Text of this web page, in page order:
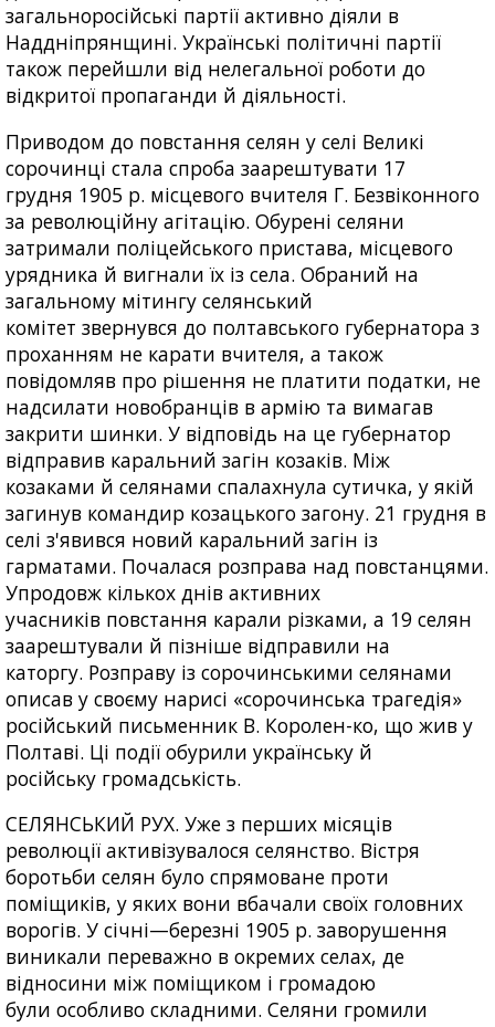
загальноросійські партії активно діяли в
Наддніпрянщині. Українські політичні партії
також перейшли від нелегальної роботи до
відкритої пропаганди й діяльності.
Приводом до повстання селян у селі Великі
сорочинці стала спроба заарештувати 17
грудня 1905 р. місцевого вчителя Г. Безвіконного
за революційну агітацію. Обурені селяни
затримали поліцейського пристава, місцевого
урядника й вигнали їх із села. Обраний на
загальному мітингу селянський
комітет звернувся до полтавського губернатора з
проханням не карати вчителя, а також
повідомляв про рішення не платити податки, не
надсилати новобранців в армію та вимагав
закрити шинки. У відповідь на це губернатор
відправив каральний загін козаків. Між
козаками й селянами спалахнула сутичка, у якій
загинув командир козацького загону. 21 грудня в
селі з'явився новий каральний загін із
гарматами. Почалася розправа над повстанцями.
Упродовж кількох днів активних
учасників повстання карали різками, а 19 селян
заарештували й пізніше відправили на
каторгу. Розправу із сорочинськими селянами
описав у своєму нарисі «сорочинська трагедія»
російський письменник В. Королен-ко, що жив у
Полтаві. Ці події обурили українську й
російську громадськість.
СЕЛЯНСЬКИЙ РУХ. Уже з перших місяців
революції активізувалося селянство. Вістря
боротьби селян було спрямоване проти
поміщиків, у яких вони вбачали своїх головних
ворогів. У січні—березні 1905 р. заворушення
виникали переважно в окремих селах, де
відносини між поміщиком і громадою
були особливо складними. Селяни громили